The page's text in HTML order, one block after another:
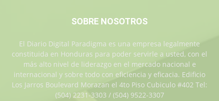
SOBRE NOSOTROS
El Diario Digital Paradigma es una empresa legalmente
constituida en Honduras para poder servirle a usted, con el
más alto nivel de liderazgo en el mercado nacional e
internacional y sobre todo con eficiencia y eficacia. Edificio
Los Jarros Boulevard Morazan el 4to Piso Cubiculo #402 Tel:
(504) 2231-3303 / (504) 9522-3307